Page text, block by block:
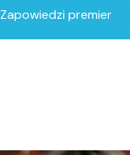
Zapowiedzi premier